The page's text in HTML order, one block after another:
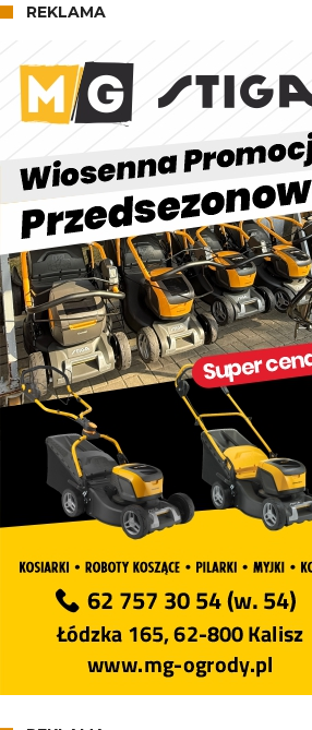
REKLAMA